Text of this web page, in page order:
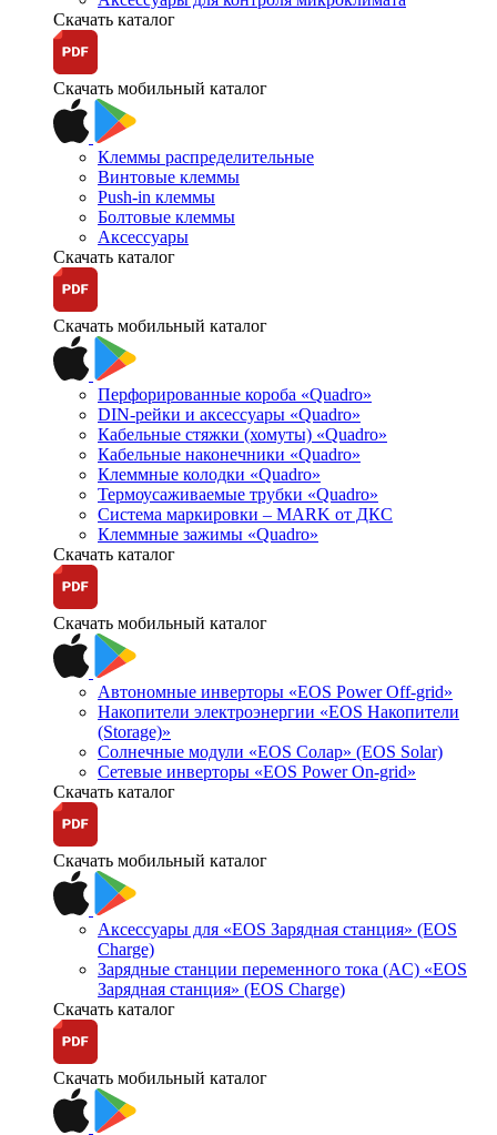
Скачать каталог
Скачать мобильный каталог
Клеммы распределительные
Винтовые клеммы
Push-in клеммы
Болтовые клеммы
Аксессуары
Скачать каталог
Скачать мобильный каталог
Перфорированные короба «Quadro»
DIN-рейки и аксессуары «Quadro»
Кабельные стяжки (хомуты) «Quadro»
Кабельные наконечники «Quadro»
Клеммные колодки «Quadro»
Термоусаживаемые трубки «Quadro»
Система маркировки – MARK от ДКС
Клеммные зажимы «Quadro»
Скачать каталог
Скачать мобильный каталог
Автономные инверторы «EOS Power Off-grid»
Накопители электроэнергии «EOS Накопители
(Storage)»
Солнечные модули «EOS Солар» (EOS Solar)
Сетевые инверторы «EOS Power On-grid»
Скачать каталог
Скачать мобильный каталог
Аксессуары для «EOS Зарядная станция» (EOS
Charge)
Зарядные станции переменного тока (AC) «EOS
Зарядная станция» (EOS Charge)
Скачать каталог
Скачать мобильный каталог